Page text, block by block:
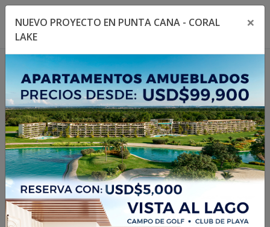
Toggle navigation menu
NUEVO PROYECTO EN PUNTA CANA - CORAL
LAKE
×